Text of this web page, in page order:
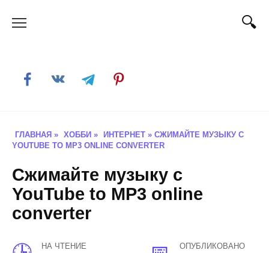
ГЛАВНАЯ » ХОББИ » ИНТЕРНЕТ » СЖИМАЙТЕ МУЗЫКУ С
YOUTUBE TO MP3 ONLINE CONVERTER
Сжимайте музыку с
YouTube to MP3 online
converter
НА ЧТЕНИЕ ОПУБЛИКОВАНО